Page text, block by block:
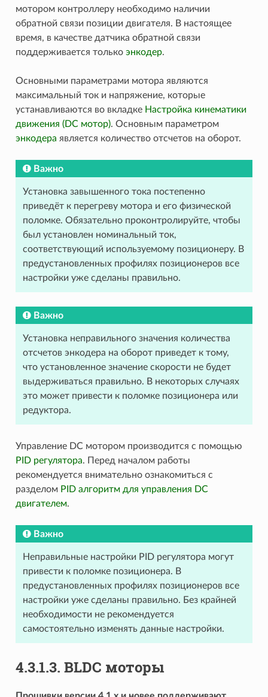
мотором контроллеру необходимо наличии
обратной связи позиции двигателя. В настоящее
время, в качестве датчика обратной связи
поддерживается только энкодер.
Основными параметрами мотора являются
максимальный ток и напряжение, которые
устанавливаются во вкладке Настройка кинематики
движения (DC мотор). Основным параметром
энкодера является количество отсчетов на оборот.
Важно
Установка завышенного тока постепенно
приведёт к перегреву мотора и его физической
поломке. Обязательно проконтролируйте, чтобы
был установлен номинальный ток,
соответствующий используемому позиционеру. В
предустановленных профилях позиционеров все
настройки уже сделаны правильно.
Важно
Установка неправильного значения количества
отсчетов энкодера на оборот приведет к тому,
что установленное значение скорости не будет
выдерживаться правильно. В некоторых случаях
это может привести к поломке позиционера или
редуктора.
Управление DC мотором производится с помощью
PID регулятора. Перед началом работы
рекомендуется внимательно ознакомиться с
разделом PID алгоритм для управления DC
двигателем.
Важно
Неправильные настройки PID регулятора могут
привести к поломке позиционера. В
предустановленных профилях позиционеров все
настройки уже сделаны правильно. Без крайней
необходимости не рекомендуется
самостоятельно изменять данные настройки.
4.3.1.3. BLDC моторы